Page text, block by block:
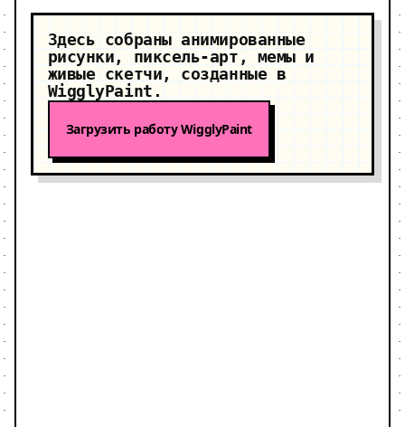
Здесь собраны анимированные
рисунки, пиксель-арт, мемы и
живые скетчи, созданные в
WigglyPaint.
Загрузить работу WigglyPaint